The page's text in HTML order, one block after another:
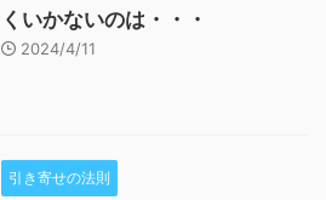
くいかないのは・・・
2024/4/11
引き寄せの法則